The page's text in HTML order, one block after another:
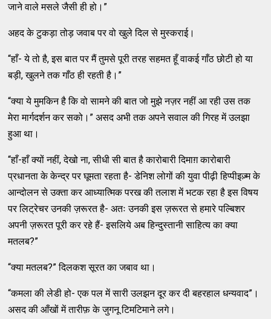
जाने वाले मसले जैसी ही हो।”
अहद के टुकड़ा तोड़ जवाब पर वो खुले दिल से मुस्‍कराई।
“हाँ- ये तो है, इस बात पर मैं तुमसे पूरी तरह सहमत हूँ वाकई गाँठ छोटी हो या
बड़ी, खुलने तक गाँठ ही रहती है।”
“क्‍या ये मुमकिन है कि वो सामने की बात जो मुझे नज़र नहीं आ रही उस तक
मेरा मार्गदर्शन कर सको।” असद अभी तक अपने सवाल की गिरह में उलझा
हुआ था।
“हाँ-हाँ क्‍यों नहीं, देखो ना, सीधी सी बात है कारोबारी दिमाग़ कारोबारी
प्रधानता के केन्‍द्र पर घूमता रहता है- डेनिश लोगों की युवा पीढ़ी हिप्‍पीइज़्‍म के
आन्‍दोलन से उक्‍ता कर आध्‍यात्‍मिक परख की तलाश में भटक रहा है इस विषय
पर लिट्रेचर उनकी ज़रूरत है- अतः उनकी इस ज़रूरत से हमारे पल्‍बिशर
अपनी ज़रूरत पूरी कर रहे हैं- इसलिये अब हिन्‍दुस्‍तानी साहित्‍य का क्‍या
मतलब?”
“क्‍या मतलब?” दिलकश सूरत का जबाव था।
“कमला की लेडी हो- एक पल में सारी उलझन दूर कर दी बहरहाल धन्‍यवाद”।
असद की आँखों में तारीफ़ के जुगनू टिमटिमाने लगे।